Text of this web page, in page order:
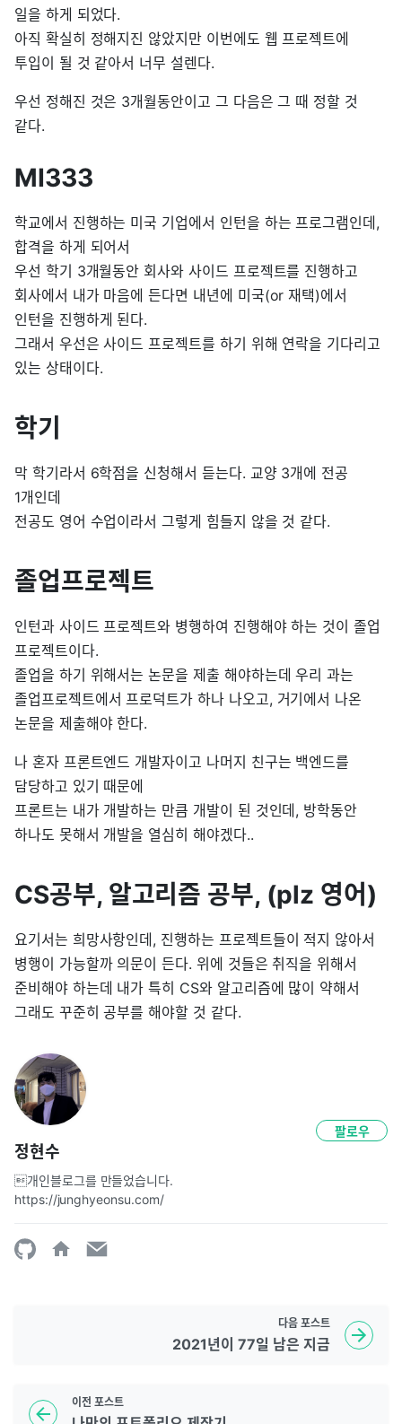
일을 하게 되었다.
아직 확실히 정해지진 않았지만 이번에도 웹 프로젝트에
투입이 될 것 같아서 너무 설렌다.
우선 정해진 것은 3개월동안이고 그 다음은 그 때 정할 것
같다.
MI333
학교에서 진행하는 미국 기업에서 인턴을 하는 프로그램인데,
합격을 하게 되어서
우선 학기 3개월동안 회사와 사이드 프로젝트를 진행하고
회사에서 내가 마음에 든다면 내년에 미국(or 재택)에서
인턴을 진행하게 된다.
그래서 우선은 사이드 프로젝트를 하기 위해 연락을 기다리고
있는 상태이다.
학기
막 학기라서 6학점을 신청해서 듣는다. 교양 3개에 전공
1개인데
전공도 영어 수업이라서 그렇게 힘들지 않을 것 같다.
졸업프로젝트
인턴과 사이드 프로젝트와 병행하여 진행해야 하는 것이 졸업
프로젝트이다.
졸업을 하기 위해서는 논문을 제출 해야하는데 우리 과는
졸업프로젝트에서 프로덕트가 하나 나오고, 거기에서 나온
논문을 제출해야 한다.
나 혼자 프론트엔드 개발자이고 나머지 친구는 백엔드를
담당하고 있기 때문에
프론트는 내가 개발하는 만큼 개발이 된 것인데, 방학동안
하나도 못해서 개발을 열심히 해야겠다..
CS공부, 알고리즘 공부, (plz 영어)
요기서는 희망사항인데, 진행하는 프로젝트들이 적지 않아서
병행이 가능할까 의문이 든다. 위에 것들은 취직을 위해서
준비해야 하는데 내가 특히 CS와 알고리즘에 많이 약해서
그래도 꾸준히 공부를 해야할 것 같다.
정현수
개인블로그를 만들었습니다.
https://junghyeonsu.com/
팔로우
이전 포스트
다음 포스트
2021년이 77일 남은 지금